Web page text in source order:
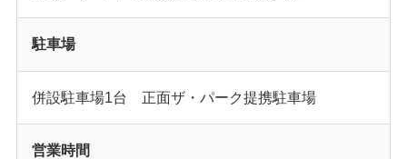
駐車場
併設駐車場1台 正面ザ・パーク提携駐車場
営業時間